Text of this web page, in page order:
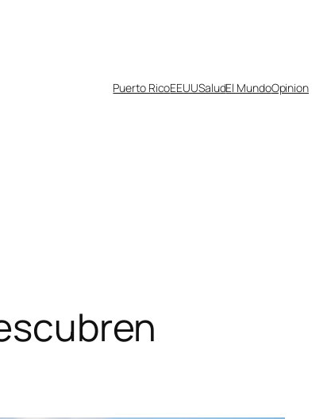
Puerto RicoEEUUSaludEl MundoOpinion